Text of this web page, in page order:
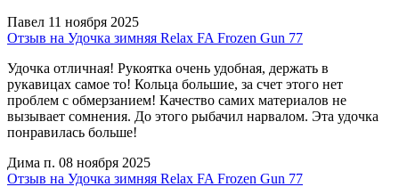
Павел 11 ноября 2025
Отзыв на Удочка зимняя Relax FA Frozen Gun 77
Удочка отличная! Рукоятка очень удобная, держать в
рукавицах самое то! Кольца большие, за счет этого нет
проблем с обмерзанием! Качество самих материалов не
вызывает сомнения. До этого рыбачил нарвалом. Эта удочка
понравилась больше!
Дима п. 08 ноября 2025
Отзыв на Удочка зимняя Relax FA Frozen Gun 77